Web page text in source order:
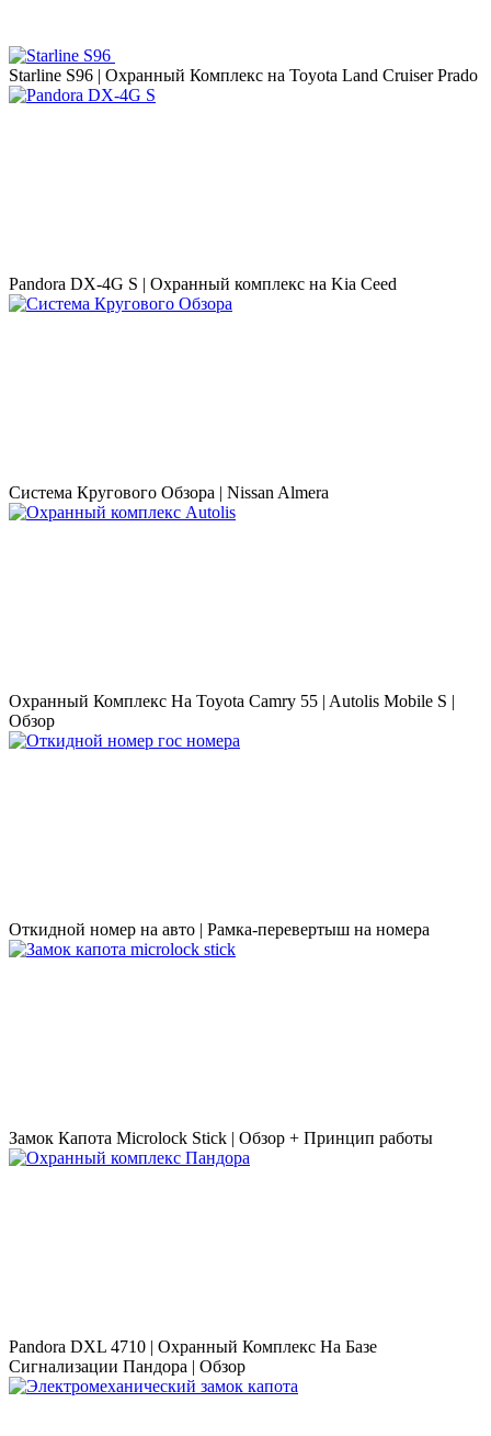
Starline S96 | Охранный Комплекс на Toyota Land Cruiser Prado
Pandora DX-4G S | Охранный комплекс на Kia Ceed
Система Кругового Обзора | Nissan Almera
Охранный Комплекс На Toyota Camry 55 | Autolis Mobile S |
Обзор
Откидной номер на авто | Рамка-перевертыш на номера
Замок Капота Microlock Stick | Обзор + Принцип работы
Pandora DXL 4710 | Охранный Комплекс На Базе
Сигнализации Пандора | Обзор